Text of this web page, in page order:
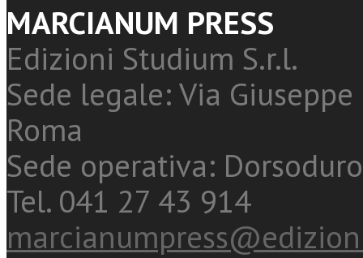
MARCIANUM PRESS
Edizioni Studium S.r.l.
Sede legale: Via
Roma
Sede operativa:
Tel. 041 27 43 914